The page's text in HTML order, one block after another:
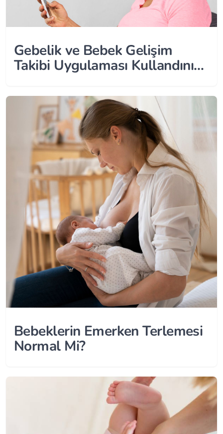
Gebelik ve Bebek Gelişim
Takibi Uygulaması Kullandınız
Katılın!
Bebeklerin Emerken Terlemesi
Normal Mi?